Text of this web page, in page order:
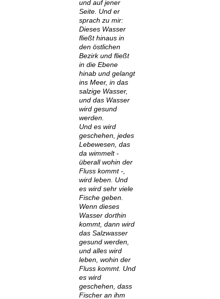
und auf jener
Seite. Und er
sprach zu mir:
Dieses Wasser
fließt hinaus in
den östlichen
Bezirk und fließt
in die Ebene
hinab und gelangt
ins Meer, in das
salzige Wasser,
und das Wasser
wird gesund
werden.
Und es wird
geschehen, jedes
Lebewesen, das
da wimmelt -
überall wohin der
Fluss kommt -,
wird leben. Und
es wird sehr viele
Fische geben.
Wenn dieses
Wasser dorthin
kommt, dann wird
das Salzwasser
gesund werden,
und alles wird
leben, wohin der
Fluss kommt. Und
es wird
geschehen, dass
Fischer an ihm